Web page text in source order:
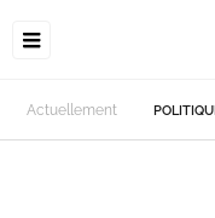
Actuellement